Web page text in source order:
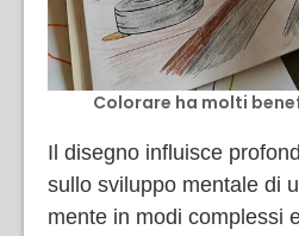
Colorare ha molti
Il disegno influisce
sullo sviluppo mentale di
mente in modi complessi